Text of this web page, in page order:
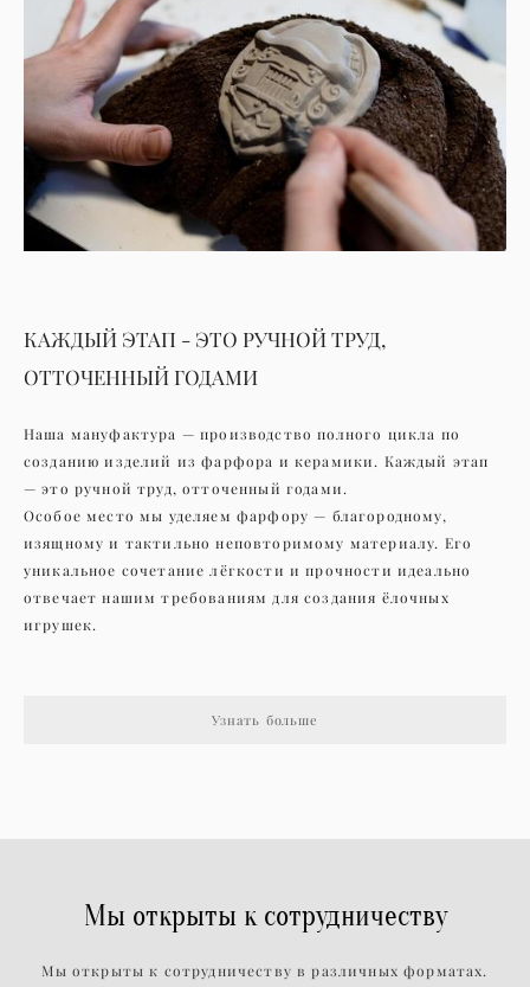
КАЖДЫЙ ЭТАП - ЭТО РУЧНОЙ ТРУД,
ОТТОЧЕННЫЙ ГОДАМИ
Наша мануфактура — производство полного цикла по
созданию изделий из фарфора и керамики. Каждый этап
— это ручной труд, отточенный годами.
Особое место мы уделяем фарфору — благородному,
изящному и тактильно неповторимому материалу. Его
уникальное сочетание лёгкости и прочности идеально
отвечает нашим требованиям для создания ёлочных
игрушек.
Узнать больше
Мы открыты к сотрудничеству
Мы открыты к сотрудничеству в различных форматах.